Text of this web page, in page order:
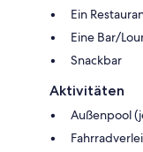
Ein
Eine Bar/
Snackbar
Aktivitäten
Außenpool